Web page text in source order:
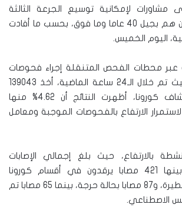
مشاورات لإمكانية توسيع الجرعة الثالثة
للتطعيم لتشمل من هم بجيل 40 عاما وما فوق، بحسب ما أفادت
اليوم الخميس.
عبر محطات الفحص المتنقلة إجراء فحوصات
لاكتشاف كورونا، حيث تم خلال الـ24 ساعة الماضية، أخذ 139043
عينة مخبرية لاكتشاف كورونا، أظهرت النتائج أن 4.62% منها
الارتفاع بالفحوصات الموجبة ومعامل
بالارتفاع، حيث بلغ إجمالي الإصابات
النشطة 42203 ، بينها 421 مصابا يرقدون في أقسام كورونا
بالمتشفيات بحالة خطيرة، و87 مصابا بحالة حرجة، بينما 65 مصابا تم
الاصطناعي.